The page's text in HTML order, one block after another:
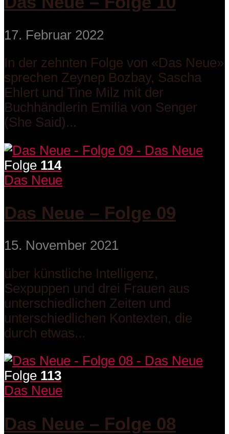
17. Februar 2022
In der zehnten Folge von «Das Neue»
sprechen Zeynep Bozbay, Sascha
Ehlert und Tine Milz mit der
Buchhändlerin Emilia von Senger
(She Said)...
Folge 114
Das Neue
Das Neue – Folge 09
15. November 2021
über künstliche Intelligenz,
Sexpuppen und drei Frauen aus
unterschiedlichen Zeiten und
unterschiedlichen Kontexten, die
durch etwas...
Folge 113
Das Neue
Das Neue – Folge 08